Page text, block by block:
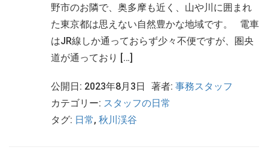
野市のお隣で、奥多摩も近く、山や川に囲まれ
た東京都は思えない自然豊かな地域です。 電車
はJR線しか通っておらず少々不便ですが、圏央
道が通っており […]
公開日: 2023年8月3日 著者: 事務スタッフ
カテゴリー: スタッフの日常
タグ: 日常, 秋川渓谷